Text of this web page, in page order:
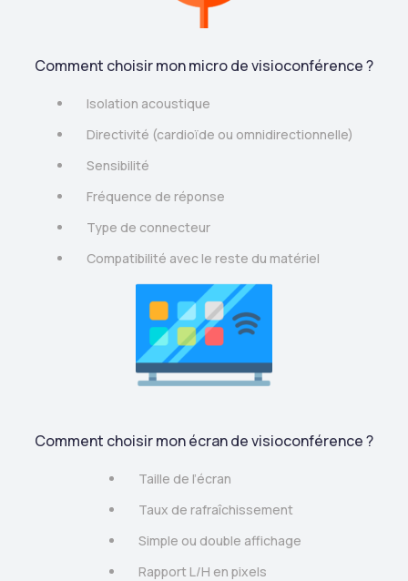
Comment choisir mon micro de visioconférence ?
Isolation acoustique
Directivité (cardioïde ou omnidirectionnelle)
Sensibilité
Fréquence de réponse
Type de connecteur
Compatibilité avec le reste du matériel
Comment choisir mon écran de visioconférence ?
Taille de l’écran
Taux de rafraîchissement
Simple ou double affichage
Rapport L/H en pixels